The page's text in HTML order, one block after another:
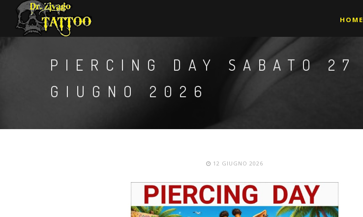
HOME
PIERCING DAY SABATO 27
GIUGNO 2026
12 GIUGNO 2026